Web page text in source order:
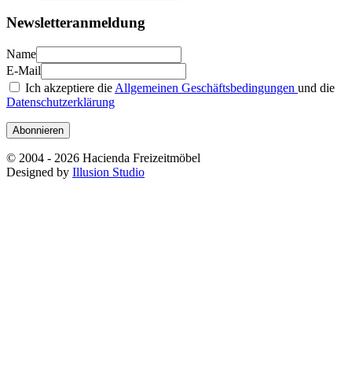
Newsletteranmeldung
Name
E-Mail
Ich akzeptiere die Allgemeinen Geschäftsbedingungen und die
Datenschutzerklärung
Abonnieren
© 2004 - 2026 Hacienda Freizeitmöbel
Designed by Illusion Studio